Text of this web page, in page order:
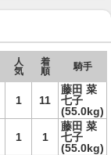
人
気
着
順
騎手
1 11
藤田 菜
七子
(55.0kg)
1 1
藤田 菜
七子
(55.0kg)